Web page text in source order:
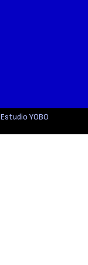
Estudio YOBO